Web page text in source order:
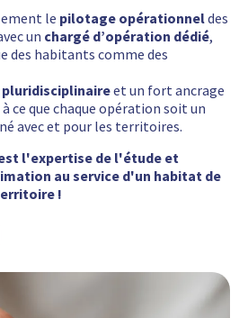
le pilotage opérationneldes
un chargé d’opération dédié,
des habitants comme des
pluridisciplinaireet un fort ancrage
ce que chaque opération soit un
avec et pour les territoires.
l'expertise de l'étude et
au service d'un habitat de
!